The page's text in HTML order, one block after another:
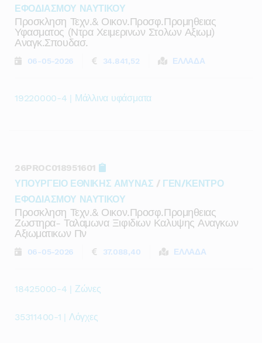
ΕΦΟΔΙΑΣΜΟΥ ΝΑΥΤΙΚΟΥ
Προσκληση Τεχν.& Οικον.προσφ.προμηθειας
Υφασματος (ντρα Χειμερινων Στολων Αξιωμ)
Αναγκ.σπουδασ.
06-05-2026 34.841,52 ΕΛΛΑΔΑ
19220000-4 | Μάλλινα υφάσματα
26PROC018951601
ΥΠΟΥΡΓΕΙΟ ΕΘΝΙΚΗΣ ΑΜΥΝΑΣ / ΓΕΝ/ΚΕΝΤΡΟ
ΕΦΟΔΙΑΣΜΟΥ ΝΑΥΤΙΚΟΥ
Προσκληση Τεχν.& Οικον.προσφ.προμηθειας
Ζωστηρα- Ταλαμωνα Ξιφιδιων Καλυψης Αναγκων
Αξιωματικων Πν
06-05-2026 37.088,40 ΕΛΛΑΔΑ
18425000-4 | Ζώνες
35311400-1 | Λόγχες